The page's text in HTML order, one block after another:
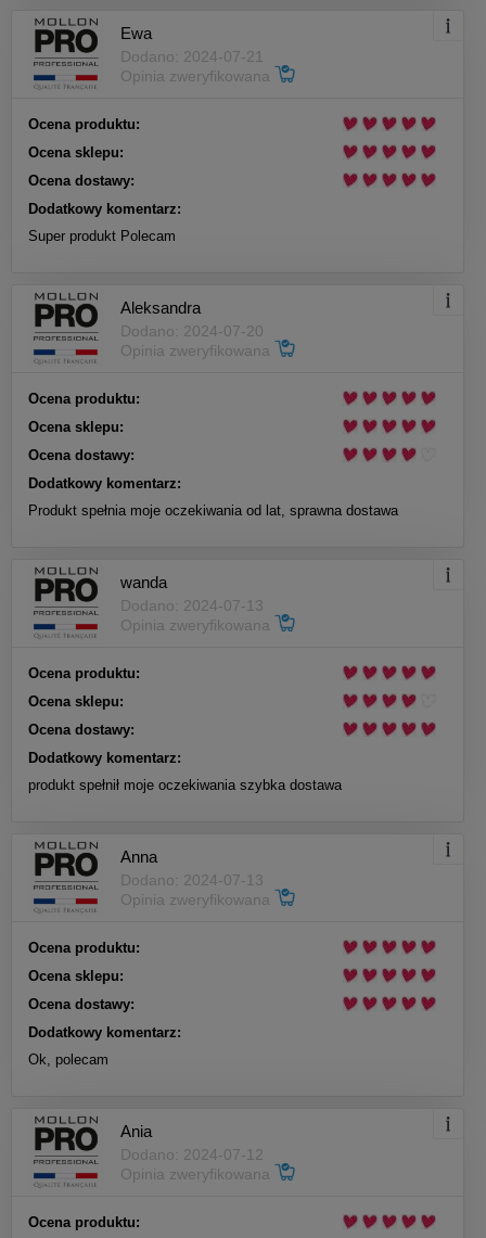
Ewa
Dodano: 2024-07-21
Opinia zweryfikowana
Ocena produktu:
Ocena sklepu:
Ocena dostawy:
Dodatkowy komentarz:
Super produkt Polecam
Aleksandra
Dodano: 2024-07-20
Opinia zweryfikowana
Ocena produktu:
Ocena sklepu:
Ocena dostawy:
Dodatkowy komentarz:
Produkt spełnia moje oczekiwania od lat, sprawna dostawa
wanda
Dodano: 2024-07-13
Opinia zweryfikowana
Ocena produktu:
Ocena sklepu:
Ocena dostawy:
Dodatkowy komentarz:
produkt spełnił moje oczekiwania szybka dostawa
Anna
Dodano: 2024-07-13
Opinia zweryfikowana
Ocena produktu:
Ocena sklepu:
Ocena dostawy:
Dodatkowy komentarz:
Ok, polecam
Ania
Dodano: 2024-07-12
Opinia zweryfikowana
Ocena produktu: